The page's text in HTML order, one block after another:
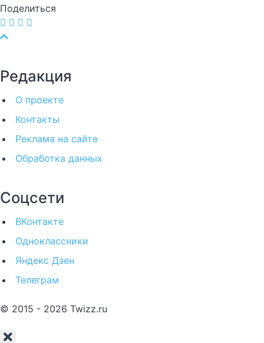
Поделиться
Редакция
О проекте
Контакты
Реклама на сайте
Обработка данных
Соцсети
ВКонтакте
Одноклассники
Яндекс Дзен
Телеграм
© 2015 - 2026 Twizz.ru